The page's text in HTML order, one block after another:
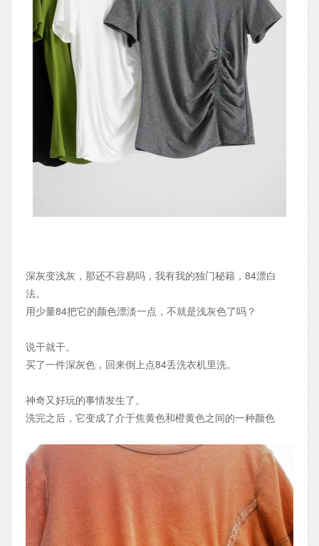
深灰变浅灰，那还不容易吗，我有我的独门秘籍，84漂白
法。
用少量84把它的颜色漂淡一点，不就是浅灰色了吗？
说干就干。
买了一件深灰色，回来倒上点84丢洗衣机里洗。
神奇又好玩的事情发生了。
洗完之后，它变成了介于焦黄色和橙黄色之间的一种颜色